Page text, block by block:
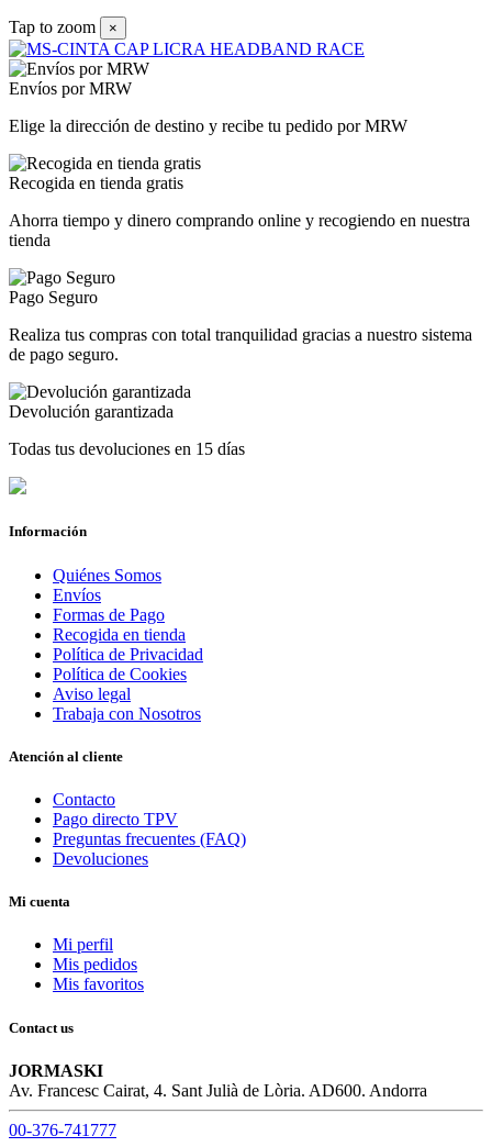
Tap to zoom ×
Envíos por MRW
Elige la dirección de destino y recibe tu pedido por MRW
Recogida en tienda gratis
Ahorra tiempo y dinero comprando online y recogiendo en nuestra
tienda
Pago Seguro
Realiza tus compras con total tranquilidad gracias a nuestro sistema
de pago seguro.
Devolución garantizada
Todas tus devoluciones en 15 días
Información
Quiénes Somos
Envíos
Formas de Pago
Recogida en tienda
Política de Privacidad
Política de Cookies
Aviso legal
Trabaja con Nosotros
Atención al cliente
Contacto
Pago directo TPV
Preguntas frecuentes (FAQ)
Devoluciones
Mi cuenta
Mi perfil
Mis pedidos
Mis favoritos
Contact us
JORMASKI
Av. Francesc Cairat, 4. Sant Julià de Lòria. AD600. Andorra
00-376-741777